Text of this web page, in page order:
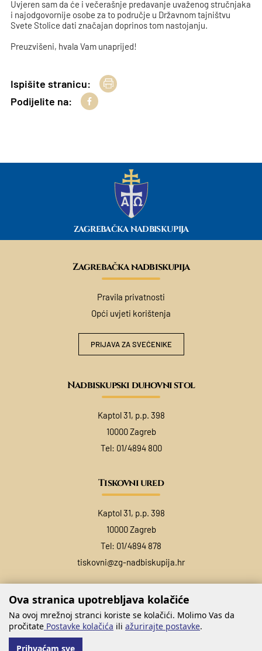
Uvjeren sam da će i večerašnje predavanje uvaženog stručnjaka
i najodgovornije osobe za to područje u Državnom tajništvu
Svete Stolice dati značajan doprinos tom nastojanju.
Preuzvišeni, hvala Vam unaprijed!
Ispišite stranicu:
Podijelite na:
ZAGREBAČKA NADBISKUPIJA
Zagrebačka nadbiskupija
Pravila privatnosti
Opći uvjeti korištenja
PRIJAVA ZA SVEĆENIKE
Nadbiskupski duhovni stol
Kaptol 31, p.p. 398
10000 Zagreb
Tel: 01/4894 800
Tiskovni ured
Kaptol 31, p.p. 398
10000 Zagreb
Tel: 01/4894 878
tiskovni@zg-nadbiskupija.hr
Ova stranica upotrebljava kolačiće
Na ovoj mrežnoj stranci koriste se kolačići. Molimo Vas da
pročitate Postavke kolačića ili ažurirajte postavke.
Prihvaćam sve